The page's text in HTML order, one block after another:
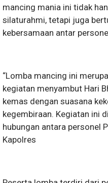
mancing mania ini tidak
silaturahmi, tetapi juga
kebersamaan antar
“Lomba mancing ini
kegiatan menyambut Hari
kemas dengan suasana
kegembiraan. Kegiatan ini
hubungan antara personel
Kapolres